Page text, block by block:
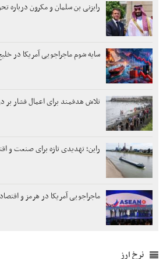
رایزنی بن سلمان و مکرون درباره
سایه شوم ماجراجویی آمریکا در
تلاش هدفمند برای اعمال فشار بر
راین؛ تهدیدی تازه برای صنعت و
ماجراجویی آمریکا در هرمز و
نرخ ارز